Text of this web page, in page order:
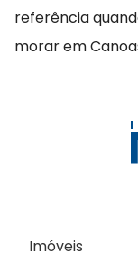
referência
morar em
Imóveis